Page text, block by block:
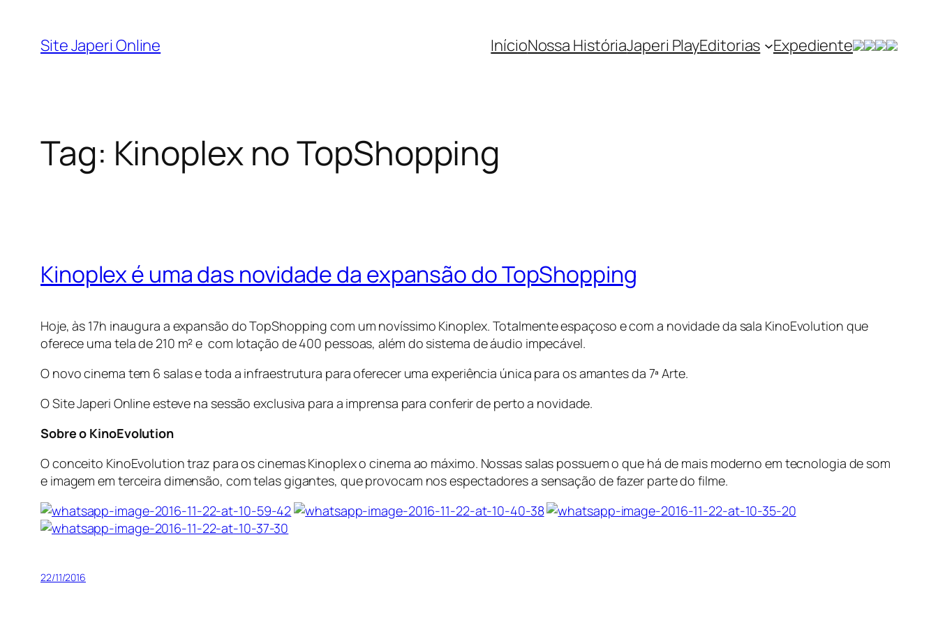
Site Japeri Online InícioNossa HistóriaJaperi PlayEditorias Expediente
Tag: Kinoplex no TopShopping
Kinoplex é uma das novidade da expansão do TopShopping
Hoje, às 17h inaugura a expansão do TopShopping com um novíssimo Kinoplex. Totalmente espaçoso e com a novidade da sala KinoEvolution que
oferece uma tela de 210 m² e com lotação de 400 pessoas, além do sistema de áudio impecável.
O novo cinema tem 6 salas e toda a infraestrutura para oferecer uma experiência única para os amantes da 7ª Arte.
O Site Japeri Online esteve na sessão exclusiva para a imprensa para conferir de perto a novidade.
Sobre o KinoEvolution
O conceito KinoEvolution traz para os cinemas Kinoplex o cinema ao máximo. Nossas salas possuem o que há de mais moderno em tecnologia de som
e imagem em terceira dimensão, com telas gigantes, que provocam nos espectadores a sensação de fazer parte do filme.
22/11/2016